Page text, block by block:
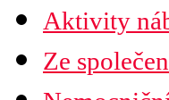
Aktivity
Ze